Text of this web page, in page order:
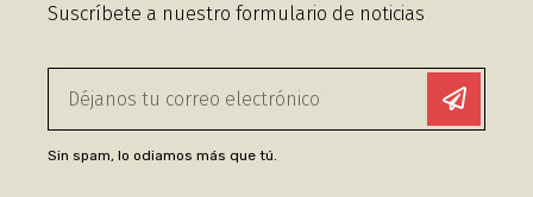
Suscríbete a nuestro formulario de noticias
Sin spam, lo odiamos más que tú.